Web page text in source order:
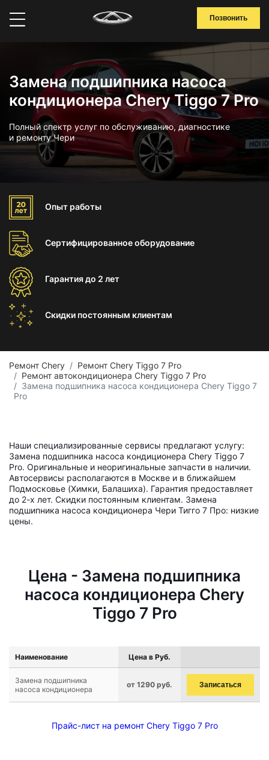
Позвонить
Замена подшипника насоса
кондиционера Chery Tiggo 7 Pro
Полный спектр услуг по обслуживанию, диагностике
и ремонту Чери
Опыт работы
Сертифицированноеоборудование
Гарантиядо 2 лет
Скидки постоянным клиентам
Ремонт Chery
Ремонт Chery Tiggo 7 Pro
Ремонт автокондиционера Chery Tiggo 7 Pro
Замена подшипника насоса кондиционера Chery Tiggo 7
Pro
Наши специализированные сервисы предлагают услугу:
Замена подшипника насоса кондиционера Chery Tiggo 7
Pro. Оригинальные и неоригинальные запчасти в наличии.
Автосервисы располагаются в Москве и в ближайшем
Подмосковье (Химки, Балашиха). Гарантия предоставляет
до 2-х лет. Скидки постоянным клиентам. Замена
подшипника насоса кондиционера Чери Тигго 7 Про: низкие
цены.
Цена - Замена подшипника
насоса кондиционера Chery
Tiggo 7 Pro
Наименование Цена в Руб.
Замена подшипника
насоса кондиционера
от 1290 руб. Записаться
Прайс-лист на ремонт Chery Tiggo 7 Pro